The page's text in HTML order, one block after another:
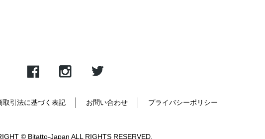
取引法に基づく表記 お問い合わせ プライバシーポリシー
© Bitatto-Japan ALL RIGHTS RESERVED.